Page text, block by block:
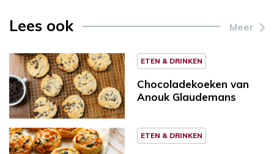
Lees ook Meer
ETEN & DRINKEN
Chocoladekoeken van
Anouk Glaudemans
ETEN & DRINKEN